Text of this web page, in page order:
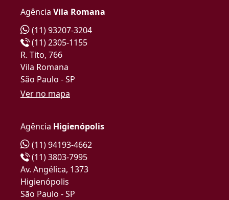
Agência Vila Romana
(11) 93207-3204
(11) 2305-1155
R. Tito, 766
Vila Romana
São Paulo - SP
Ver no mapa
Agência Higienópolis
(11) 94193-4662
(11) 3803-7995
Av. Angélica, 1373
Higienópolis
São Paulo - SP